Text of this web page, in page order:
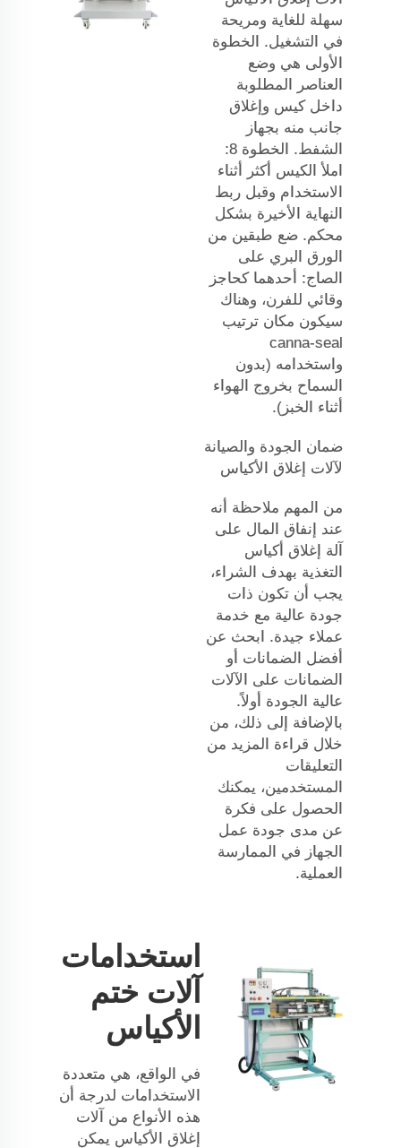
سهلة للغاية ومريحة
في التشغيل. الخطوة
الأولى هي وضع
العناصر المطلوبة
داخل كيس وإغلاق
جانب منه بجهاز
الشفط. الخطوة 8:
املأ الكيس أكثر أثناء
الاستخدام وقبل ربط
النهاية الأخيرة بشكل
محكم. ضع طبقين من
الورق البري على
الصاج: أحدهما كحاجز
وقائي للفرن، وهناك
سيكون مكان ترتيب
canna-seal
واستخدامه (بدون
السماح بخروج الهواء
أثناء الخبز).
ضمان الجودة والصيانة
لآلات إغلاق الأكياس
من المهم ملاحظة أنه
عند إنفاق المال على
آلة إغلاق أكياس
التغذية بهدف الشراء،
يجب أن تكون ذات
جودة عالية مع خدمة
عملاء جيدة. ابحث عن
أفضل الضمانات أو
الضمانات على الآلات
عالية الجودة أولاً.
بالإضافة إلى ذلك، من
خلال قراءة المزيد من
التعليقات
المستخدمين، يمكنك
الحصول على فكرة
عن مدى جودة عمل
الجهاز في الممارسة
العملية.
استخدامات
آلات ختم
الأكياس
في الواقع، هي متعددة
الاستخدامات لدرجة أن
هذه الأنواع من آلات
إغلاق الأكياس يمكن